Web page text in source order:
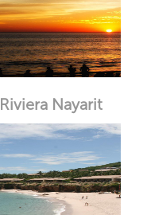
Riviera Nayarit